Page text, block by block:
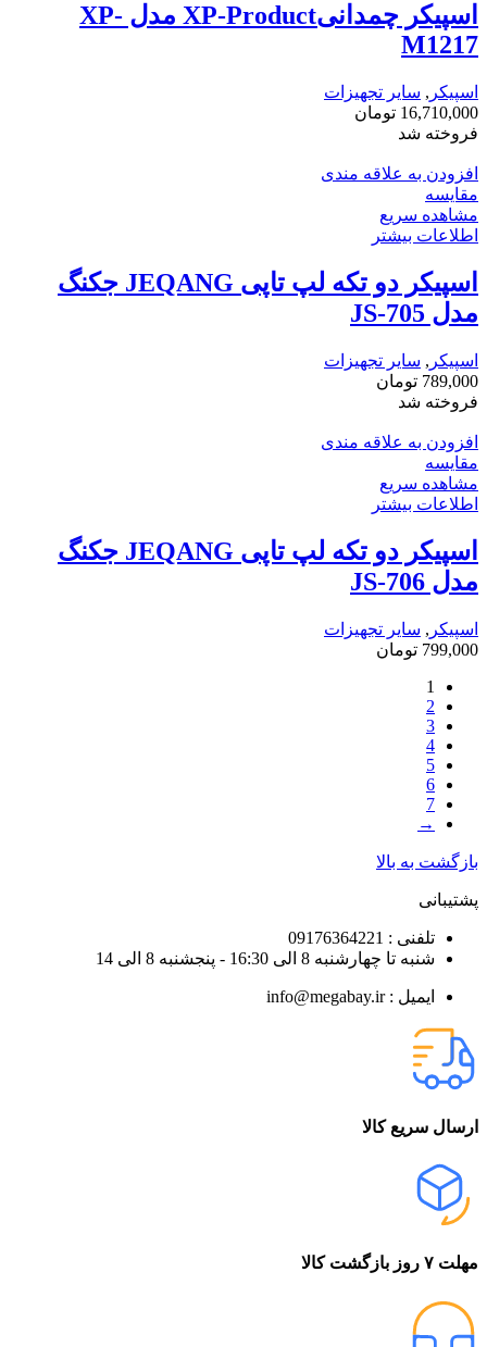
اسپیکر چمدانیXP-Product مدل XP-
M1217
اسپیکر , سایر تجهیزات
16,710,000 تومان
فروخته شد
افزودن به علاقه مندی
مقایسه
مشاهده سریع
اطلاعات بیشتر
اسپیکر دو تکه لپ تاپی JEQANG جکنگ
مدل JS-705
اسپیکر , سایر تجهیزات
789,000 تومان
فروخته شد
افزودن به علاقه مندی
مقایسه
مشاهده سریع
اطلاعات بیشتر
اسپیکر دو تکه لپ تاپی JEQANG جکنگ
مدل JS-706
اسپیکر , سایر تجهیزات
799,000 تومان
1
2
3
4
5
6
7
→
بازگشت به بالا
پشتیبانی
تلفنی : 09176364221
شنبه تا چهارشنبه 8 الی 16:30 - پنجشنبه 8 الی 14
ایمیل : info@megabay.ir
ارسال سریع کالا
مهلت ۷ روز بازگشت کالا